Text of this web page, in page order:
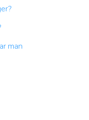
man